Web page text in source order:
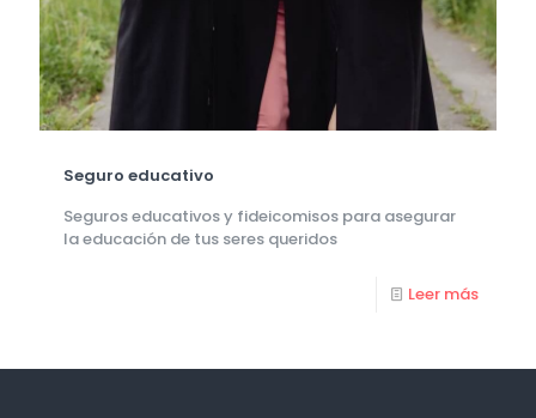
Seguro educativo
Seguros educativos y fideicomisos para asegurar
la educación de tus seres queridos
Leer más